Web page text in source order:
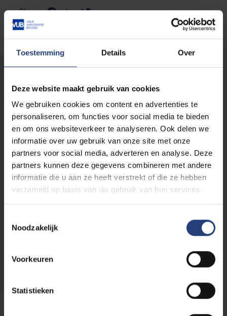
Toestemming Details Over
Deze website maakt gebruik van cookies
We gebruiken cookies om content en advertenties te
personaliseren, om functies voor social media te bieden
en om ons websiteverkeer te analyseren. Ook delen we
informatie over uw gebruik van onze site met onze
partners voor social media, adverteren en analyse. Deze
partners kunnen deze gegevens combineren met andere
informatie die u aan ze heeft verstrekt of die ze hebben
verzameld op basis van uw gebruik van hun services.
Noodzakelijk
Voorkeuren
Statistieken
Share:
vrijdag, 19 april, 2024 - 10:00 tot
16:00
VUB Main Campus Etterbeek
Pleinlaan 2
1050 Elsene
promotiezaal vub
Toon werkzaamheden op
deze locatie
50